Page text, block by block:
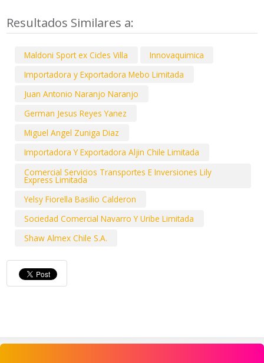
Resultados Similares a:
Maldoni Sport ex Cicles Villa
Innovaquimica
Importadora y Exportadora Mebo Limitada
Juan Antonio Naranjo Naranjo
German Jesus Reyes Yanez
Miguel Angel Zuniga Diaz
Importadora Y Exportadora Aljin Chile Limitada
Comercial Servicios Transportes E Inversiones Lily
Express Limitada
Yelsy Fiorella Basilio Calderon
Sociedad Comercial Navarro Y Uribe Limitada
Shaw Almex Chile S.A.